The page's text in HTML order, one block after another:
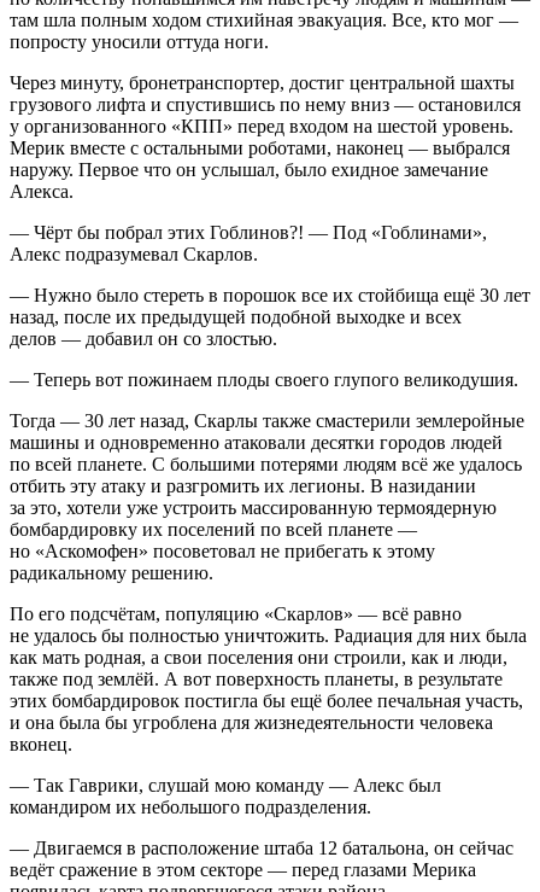
там шла полным ходом стихийная эвакуация. Все, кто мог —
попросту уносили оттуда ноги.
Через минуту, бронетранспортер, достиг центральной шахты
грузового лифта и спустившись по нему вниз — остановился
у организованного «КПП» перед входом на шестой уровень.
Мерик вместе с остальными роботами, наконец — выбрался
наружу. Первое что он услышал, было ехидное замечание
Алекса.
— Чёрт бы побрал этих Гоблинов?! — Под «Гоблинами»,
Алекс подразумевал Скарлов.
— Нужно было стереть в порошок все их стойбища ещё 30 лет
назад, после их предыдущей подобной выходке и всех
делов — добавил он со злостью.
— Теперь вот пожинаем плоды своего глупого великодушия.
Тогда — 30 лет назад, Скарлы также смастерили землеройные
машины и одновременно атаковали десятки городов людей
по всей планете. С большими потерями людям всё же удалось
отбить эту атаку и разгромить их легионы. В назидании
за это, хотели уже устроить массированную термоядерную
бомбардировку их поселений по всей планете —
но «Аскомофен» посоветовал не прибегать к этому
радикальному решению.
По его подсчётам, популяцию «Скарлов» — всё равно
не удалось бы полностью уничтожить. Радиация для них была
как мать родная, а свои поселения они строили, как и люди,
также под землёй. А вот поверхность планеты, в результате
этих бомбардировок постигла бы ещё более печальная участь,
и она была бы угроблена для жизнедеятельности человека
вконец.
— Так Гаврики, слушай мою команду — Алекс был
командиром их небольшого подразделения.
— Двигаемся в расположение штаба 12 батальона, он сейчас
ведёт сражение в этом секторе — перед глазами Мерика